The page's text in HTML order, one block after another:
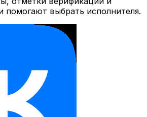
помогают выбрать исполнителя.